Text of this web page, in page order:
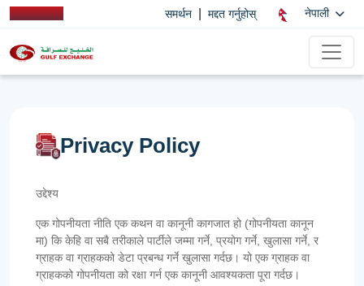
समर्थन मद्दत गर्नुहोस् नेपाली
Privacy Policy
उद्देश्य
एक गोपनीयता नीति एक कथन वा कानूनी कागजात हो (गोपनीयता कानून
मा) कि केहि वा सबै तरीकाले पार्टीले जम्मा गर्ने, प्रयोग गर्ने, खुलासा गर्ने, र
ग्राहक वा ग्राहकको डेटा प्रबन्ध गर्ने खुलासा गर्दछ। यो एक ग्राहक वा
ग्राहकको गोपनीयता को रक्षा गर्न एक कानूनी आवश्यकता पूरा गर्दछ।